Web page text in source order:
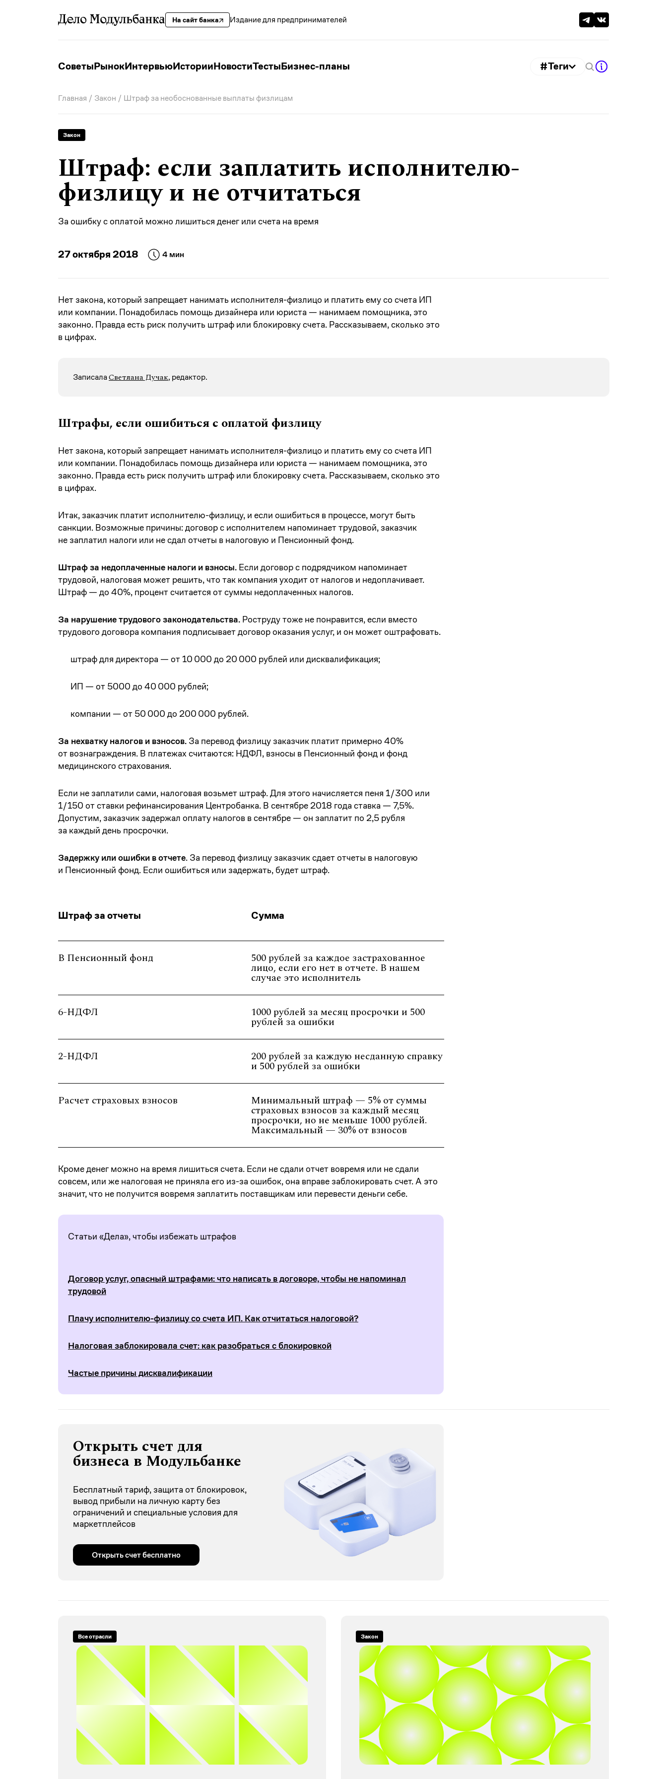
На сайт банка Издание для предпринимателей
СоветыРынокИнтервьюИсторииНовостиТестыБизнес-планы #Теги
Главная / Закон / Штраф за необоснованные выплаты физлицам
Закон
Штраф: если заплатить исполнителю-
физлицу и не отчитаться
За ошибку с оплатой можно лишиться денег или счета на время
27 октября 2018 4 мин
Нет закона, который запрещает нанимать исполнителя-физлицо и платить ему со счета ИП
или компании. Понадобилась помощь дизайнера или юриста — нанимаем помощника, это
законно. Правда есть риск получить штраф или блокировку счета. Рассказываем, сколько это
в цифрах.
ЗаписалaСветлана Дучак, редактор.
Штрафы, если ошибиться с оплатой физлицу
Нет закона, который запрещает нанимать исполнителя-физлицо и платить ему со счета ИП
или компании. Понадобилась помощь дизайнера или юриста — нанимаем помощника, это
законно. Правда есть риск получить штраф или блокировку счета. Рассказываем, сколько это
в цифрах.
Итак, заказчик платит исполнителю-физлицу, и если ошибиться в процессе, могут быть
санкции. Возможные причины: договор с исполнителем напоминает трудовой, заказчик
не заплатил налоги или не сдал отчеты в налоговую и Пенсионный фонд.
Штраф за недоплаченные налоги и взносы. Если договор с подрядчиком напоминает
трудовой, налоговая может решить, что так компания уходит от налогов и недоплачивает.
Штраф — до 40%, процент считается от суммы недоплаченных налогов.
За нарушение трудового законодательства. Роструду тоже не понравится, если вместо
трудового договора компания подписывает договор оказания услуг, и он может оштрафовать.
штраф для директора — от 10 000 до 20 000 рублей или дисквалификация;
ИП — от 5000 до 40 000 рублей;
компании — от 50 000 до 200 000 рублей.
За нехватку налогов и взносов. За перевод физлицу заказчик платит примерно 40%
от вознаграждения. В платежах считаются: НДФЛ, взносы в Пенсионный фонд и фонд
медицинского страхования.
Если не заплатили сами, налоговая возьмет штраф. Для этого начисляется пеня 1/300 или
1/150 от ставки рефинансирования Центробанка. В сентябре 2018 года ставка — 7,5%.
Допустим, заказчик задержал оплату налогов в сентябре — он заплатит по 2,5 рубля
за каждый день просрочки.
Задержку или ошибки в отчете. За перевод физлицу заказчик сдает отчеты в налоговую
и Пенсионный фонд. Если ошибиться или задержать, будет штраф.
Штраф за отчеты Сумма
В Пенсионный фонд 500 рублей за каждое застрахованное
лицо, если его нет в отчете. В нашем
случае это исполнитель
6-НДФЛ 1000 рублей за месяц просрочки и 500
рублей за ошибки
2-НДФЛ 200 рублей за каждую несданную справку
и 500 рублей за ошибки
Расчет страховых взносов Минимальный штраф — 5% от суммы
страховых взносов за каждый месяц
просрочки, но не меньше 1000 рублей.
Максимальный — 30% от взносов
Кроме денег можно на время лишиться счета. Если не сдали отчет вовремя или не сдали
совсем, или же налоговая не приняла его из-за ошибок, она вправе заблокировать счет. А это
значит, что не получится вовремя заплатить поставщикам или перевести деньги себе.
Статьи «Дела», чтобы избежать штрафов
Договор услуг, опасный штрафами: что написать в договоре, чтобы не напоминал
трудовой
Плачу исполнителю-физлицу со счета ИП. Как отчитаться налоговой?
Налоговая заблокировала счет: как разобраться с блокировкой
Частые причины дисквалификации
Открыть счет для
бизнеса в Модульбанке
Бесплатный тариф, защита от блокировок,
вывод прибыли на личную карту без
ограничений и специальные условия для
маркетплейсов
Открыть счет бесплатно
Все отрасли Закон